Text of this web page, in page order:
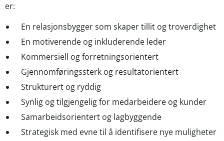
er:
En relasjonsbygger som skaper tillit og troverdighet
En motiverende og inkluderende leder
Kommersiell og forretningsorientert
Gjennomføringssterk og resultatorientert
Strukturert og ryddig
Synlig og tilgjengelig for medarbeidere og kunder
Samarbeidsorientert og lagbyggende
Strategisk med evne til å identifisere nye muligheter